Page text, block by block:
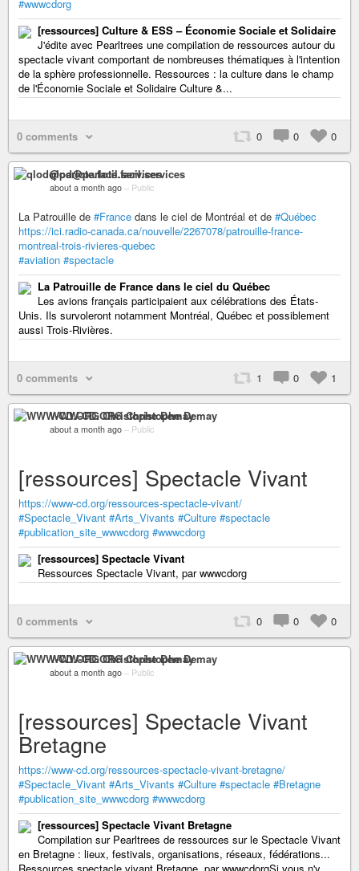
#wwwcdorg
[ressources] Culture & ESS – Économie Sociale et Solidaire
J'édite avec Pearltrees une compilation de ressources autour du
spectacle vivant comportant de nombreuses thématiques à l'intention
de la sphère professionnelle. Ressources : la culture dans le champ
de l'Économie Sociale et Solidaire Culture &...
0 comments 0 0 0
qlod@parlote.facil.services
about a month ago – Public
La Patrouille de #France dans le ciel de Montréal et de #Québec
https://ici.radio-canada.ca/nouvelle/2267078/patrouille-france-
montreal-trois-rivieres-quebec
#aviation #spectacle
La Patrouille de France dans le ciel du Québec
Les avions français participaient aux célébrations des États-
Unis. Ils survoleront notamment Montréal, Québec et possiblement
aussi Trois-Rivières.
0 comments 1 0 1
WWW-CD.ORG Christophe Demay
about a month ago – Public
[ressources] Spectacle Vivant
https://www-cd.org/ressources-spectacle-vivant/
#Spectacle_Vivant #Arts_Vivants #Culture #spectacle
#publication_site_wwwcdorg #wwwcdorg
[ressources] Spectacle Vivant
Ressources Spectacle Vivant, par wwwcdorg
0 comments 0 0 0
WWW-CD.ORG Christophe Demay
about a month ago – Public
[ressources] Spectacle Vivant
Bretagne
https://www-cd.org/ressources-spectacle-vivant-bretagne/
#Spectacle_Vivant #Arts_Vivants #Culture #spectacle #Bretagne
#publication_site_wwwcdorg #wwwcdorg
[ressources] Spectacle Vivant Bretagne
Compilation sur Pearltrees de ressources sur le Spectacle Vivant
en Bretagne : lieux, festivals, organisations, réseaux, fédérations...